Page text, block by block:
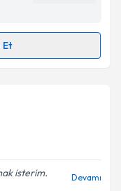
belirtilen
Et
takvimi talebi
almanız için bir
bilgilendireceğiz.
isterim.
Devamı